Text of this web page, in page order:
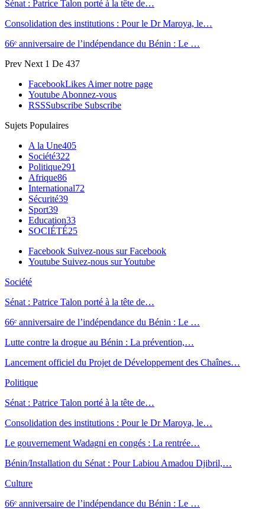
Sénat : Patrice Talon porté à la tête de…
Consolidation des institutions : Pour le Dr Maroya, le…
66ᵉ anniversaire de l’indépendance du Bénin : Le …
Prev Next 1 De 437
FacebookLikes Aimer notre page
Youtube Abonnez-vous
RSSSubscribe Subscribe
Sujets Populaires
A la Une405
Société322
Politique291
Afrique86
International72
Sécurité39
Sport39
Education33
SOCIÉTÉ25
Facebook Suivez-nous sur Facebook
Youtube Suivez-nous sur Youtube
Société
Sénat : Patrice Talon porté à la tête de…
66ᵉ anniversaire de l’indépendance du Bénin : Le …
Lutte contre la drogue au Bénin : La prévention,…
Lancement officiel du Projet de Développement des Chaînes…
Politique
Sénat : Patrice Talon porté à la tête de…
Consolidation des institutions : Pour le Dr Maroya, le…
Le gouvernement Wadagni en congés : La rentrée…
Bénin/Installation du Sénat : Pour Labiou Amadou Djibril,…
Culture
66ᵉ anniversaire de l’indépendance du Bénin : Le …